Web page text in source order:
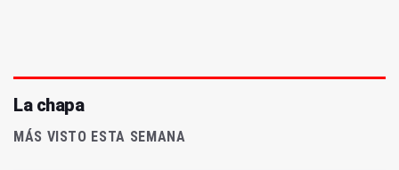
La chapa
MÁS VISTO ESTA SEMANA